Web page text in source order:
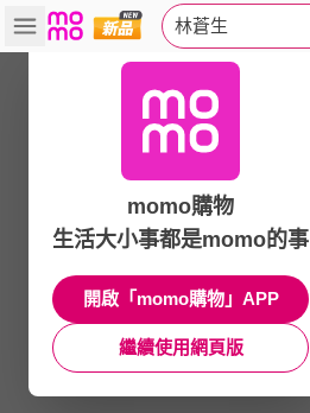
林蒼生
momo購物
生活大小事都是momo的事
開啟「momo購物」APP
繼續使用網頁版